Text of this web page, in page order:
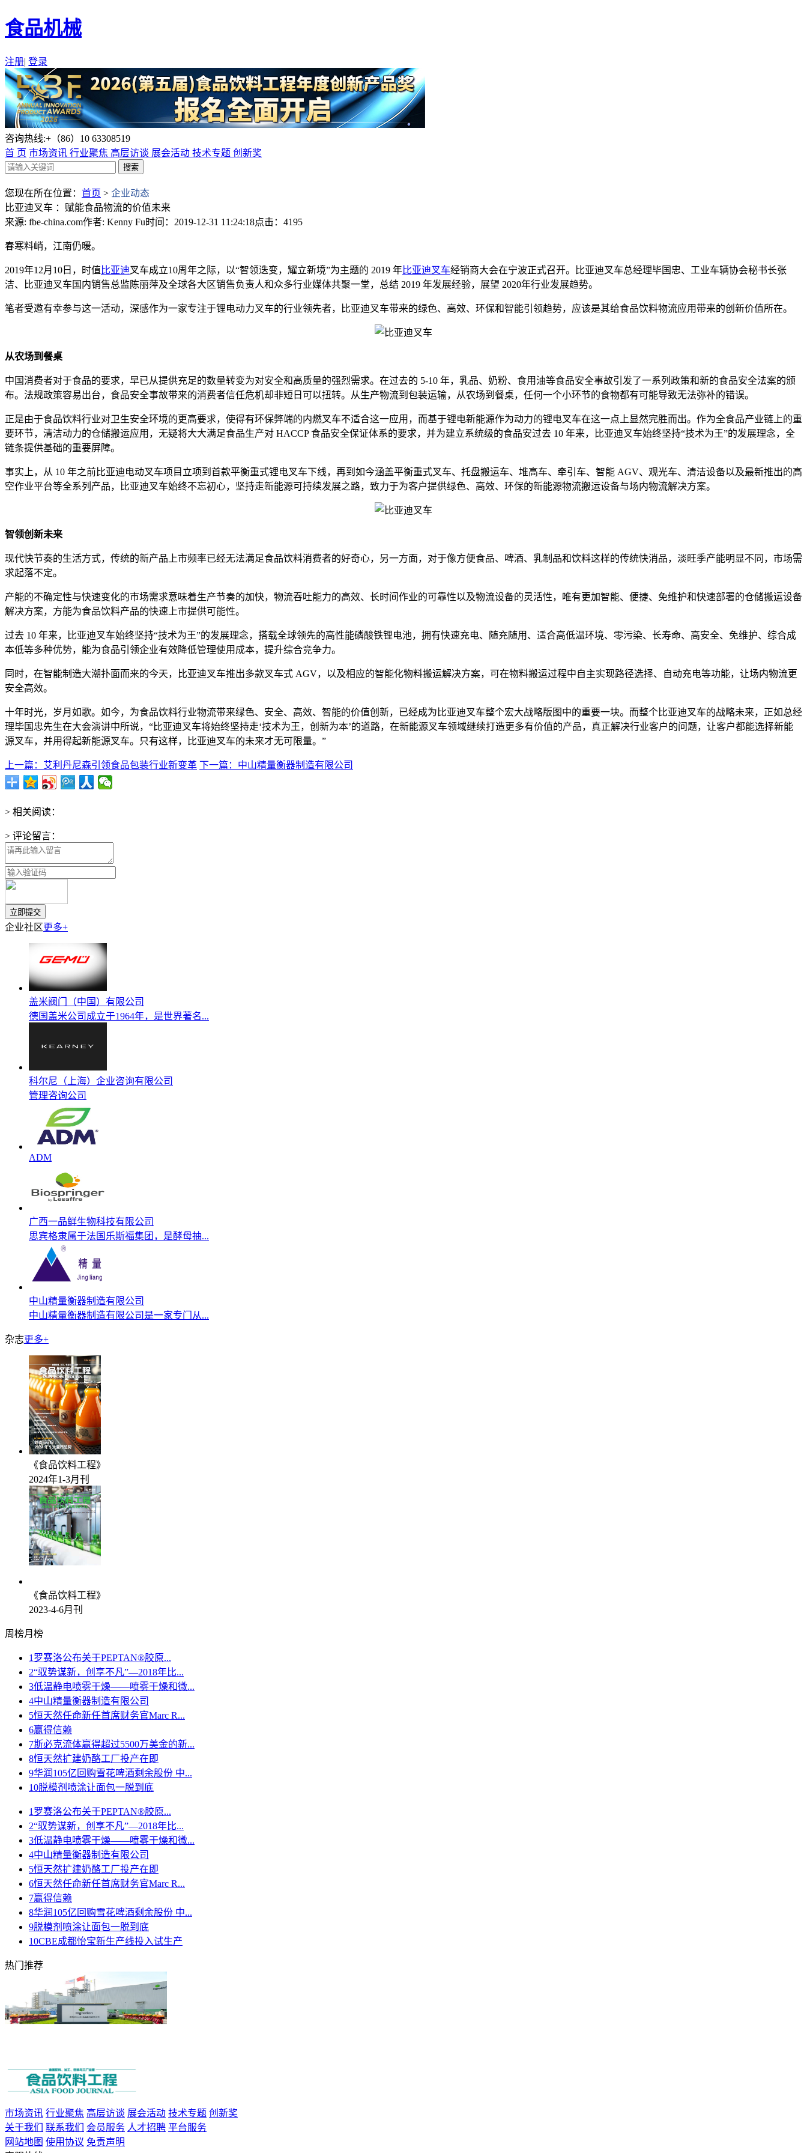
食品机械
注册| 登录
咨询热线:+（86）10 63308519
首 页 市场资讯 行业聚焦 高层访谈 展会活动 技术专题 创新奖
您现在所在位置： 首页 > 企业动态
比亚迪叉车 ：赋能食品物流的价值未来
来源: fbe-china.com作者: Kenny Fu时间：2019-12-31 11:24:18点击：4195
春寒料峭，江南仍暖。
2019年12月10日，时值 比亚迪叉车成立10周年之际，以“智领迭变，耀立新境”为主题的 2019 年比亚迪叉车经销商大会在宁波正式召开。比亚迪叉车总经理毕国忠、工业车辆协会秘书长张
洁、比亚迪叉车国内销售总监陈丽萍及全球各大区销售负责人和众多行业媒体共聚一堂，总结 2019 年发展经验，展望 2020年行业发展趋势。
笔者受邀有幸参与这一活动，深感作为一家专注于锂电动力叉车的行业领先者，比亚迪叉车带来的绿色、高效、环保和智能引领趋势，应该是其给食品饮料物流应用带来的创新价值所在。
从农场到餐桌
中国消费者对于食品的要求，早已从提供充足的数量转变为对安全和高质量的强烈需求。在过去的 5-10 年，乳品、奶粉、食用油等食品安全事故引发了一系列政策和新的食品安全法案的颁
布。法规政策容易出台，食品安全事故带来的消费者信任危机却非短日可以扭转。从生产物流到包装运输，从农场到餐桌，任何一个小环节的食物都有可能导致无法弥补的错误。
正是由于食品饮料行业对卫生安全环境的更高要求，使得有环保弊端的内燃叉车不适合这一应用，而基于锂电新能源作为动力的锂电叉车在这一点上显然完胜而出。作为全食品产业链上的重
要环节，清洁动力的仓储搬运应用，无疑将大大满足食品生产对 HACCP 食品安全保证体系的要求，并为建立系统级的食品安过去 10 年来，比亚迪叉车始终坚持“技术为王”的发展理念，全
链条提供基础的重要屏障。
事实上，从 10 年之前比亚迪电动叉车项目立项到首款平衡重式锂电叉车下线，再到如今涵盖平衡重式叉车、托盘搬运车、堆高车、牵引车、智能 AGV、观光车、清洁设备以及最新推出的高
空作业平台等全系列产品，比亚迪叉车始终不忘初心，坚持走新能源可持续发展之路，致力于为客户提供绿色、高效、环保的新能源物流搬运设备与场内物流解决方案。
智领创新未来
现代快节奏的生活方式，传统的新产品上市频率已经无法满足食品饮料消费者的好奇心，另一方面，对于像方便食品、啤酒、乳制品和饮料这样的传统快消品，淡旺季产能明显不同，市场需
求起落不定。
产能的不确定性与快速变化的市场需求意味着生产节奏的加快，物流吞吐能力的高效、长时间作业的可靠性以及物流设备的灵活性，唯有更加智能、便捷、免维护和快速部署的仓储搬运设备
解决方案，方能为食品饮料产品的快速上市提供可能性。
过去 10 年来，比亚迪叉车始终坚持“技术为王”的发展理念，搭载全球领先的高性能磷酸铁锂电池，拥有快速充电、随充随用、适合高低温环境、零污染、长寿命、高安全、免维护、综合成
本低等多种优势，能为食品引领企业有效降低管理使用成本，提升综合竞争力。
同时，在智能制造大潮扑面而来的今天，比亚迪叉车推出多款叉车式 AGV，以及相应的智能化物料搬运解决方案，可在物料搬运过程中自主实现路径选择、自动充电等功能，让场内物流更
安全高效。
十年时光，岁月如歌。如今，为食品饮料行业物流带来绿色、安全、高效、智能的价值创新，已经成为比亚迪叉车整个宏大战略版图中的重要一块。而整个比亚迪叉车的战略未来，正如总经
理毕国忠先生在大会演讲中所说，“比亚迪叉车将始终坚持走‘技术为王，创新为本’的道路，在新能源叉车领域继续打造更多有价值的产品，真正解决行业客户的问题，让客户都能选择新能
源叉车，并用得起新能源叉车。只有这样，比亚迪叉车的未来才无可限量。”
上一篇：艾利丹尼森引领食品包装行业新变革 下一篇：中山精量衡器制造有限公司
> 相关阅读：
> 评论留言：
企业社区更多+
盖米阀门（中国）有限公司
德国盖米公司成立于1964年，是世界著名...
科尔尼（上海）企业咨询有限公司
管理咨询公司
ADM
广西一品鲜生物科技有限公司
思宾格隶属于法国乐斯福集团，是酵母抽...
中山精量衡器制造有限公司
中山精量衡器制造有限公司是一家专门从...
杂志更多+
《食品饮料工程》
2024年1-3月刊
《食品饮料工程》
2023-4-6月刊
周榜月榜
1 罗赛洛公布关于PEPTAN®胶原...
2“驭势谋新，创享不凡”—2018年比...
3低温静电喷雾干燥——喷雾干燥和微...
4中山精量衡器制造有限公司
5恒天然任命新任首席财务官Marc R...
6赢得信赖
7斯必克流体赢得超过5500万美金的新...
8恒天然扩建奶酪工厂投产在即
9华润105亿回购雪花啤酒剩余股份 中...
10脱模剂喷涂让面包一脱到底
1 罗赛洛公布关于PEPTAN®胶原...
2“驭势谋新，创享不凡”—2018年比...
3低温静电喷雾干燥——喷雾干燥和微...
4中山精量衡器制造有限公司
5恒天然扩建奶酪工厂投产在即
6恒天然任命新任首席财务官Marc R...
7赢得信赖
8华润105亿回购雪花啤酒剩余股份 中...
9脱模剂喷涂让面包一脱到底
10CBE成都怡宝新生产线投入试生产
热门推荐
市场资讯 行业聚焦 高层访谈 展会活动 技术专题 创新奖
关于我们
联系我们 会员服务 人才招聘 平台服务
网站地图 使用协议 免责声明